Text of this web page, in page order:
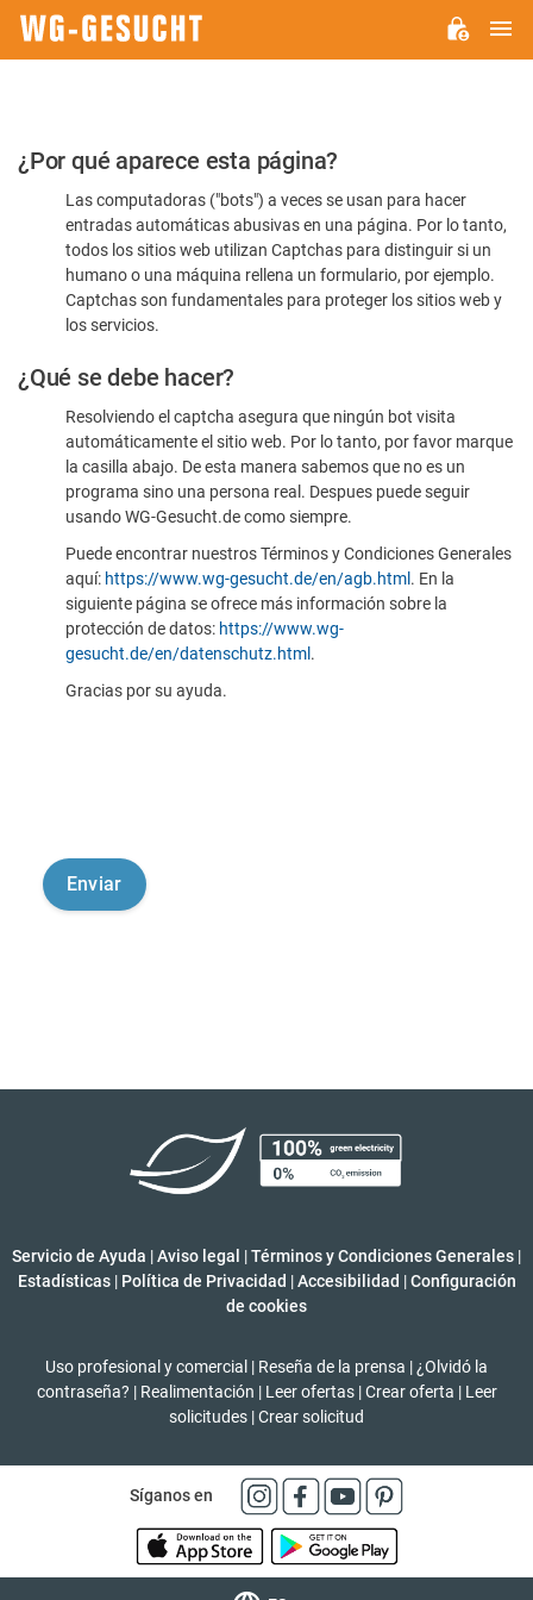
Por
favor,
confirme
humano
¿Por qué aparece esta página?
Las computadoras ("bots") a veces se usan para hacer
entradas automáticas abusivas en una página. Por lo tanto,
todos los sitios web utilizan Captchas para distinguir si un
humano o una máquina rellena un formulario, por ejemplo.
Captchas son fundamentales para proteger los sitios web y
los servicios.
¿Qué se debe hacer?
Resolviendo el captcha asegura que ningún bot visita
automáticamente el sitio web. Por lo tanto, por favor marque
la casilla abajo. De esta manera sabemos que no es un
programa sino una persona real. Despues puede seguir
usando WG-Gesucht.de como siempre.
Puede encontrar nuestros Términos y Condiciones Generales
aquí: https://www.wg-gesucht.de/en/agb.html . En la
siguiente página se ofrece más información sobre la
protección de datos: https://www.wg-
gesucht.de/en/datenschutz.html .
Gracias por su ayuda.
Servicio de Ayuda |Aviso legal |Términos y Condiciones Generales |
Estadísticas | Política de Privacidad | Accesibilidad | Configuración
de cookies
Uso profesional y comercial | Reseña de la prensa | ¿Olvidó la
contraseña? | Realimentación | Leer ofertas | Crear oferta | Leer
solicitudes |Crear solicitud
Síganos en